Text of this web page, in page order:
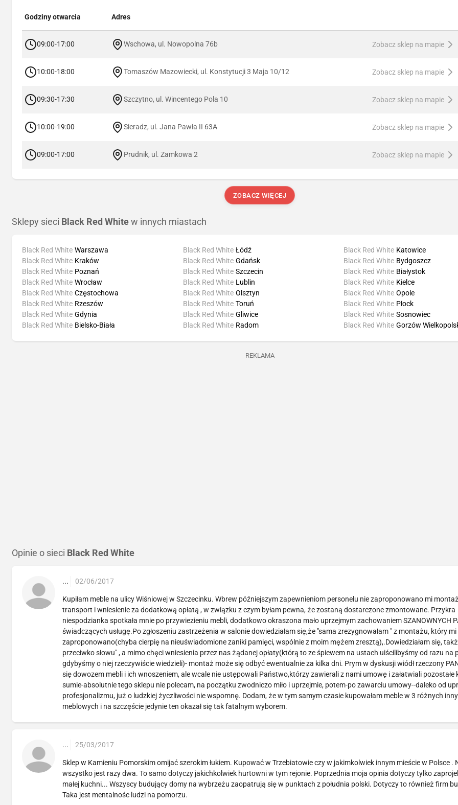
Godziny otwarcia Adres
09:00-17:00 Wschowa, ul. Nowopolna 76b Zobacz sklep na mapie
10:00-18:00 Tomaszów Mazowiecki, ul. Konstytucji 3 Maja 10/12 Zobacz sklep na mapie
09:30-17:30 Szczytno, ul. Wincentego Pola 10 Zobacz sklep na mapie
10:00-19:00 Sieradz, ul. Jana Pawła II 63A Zobacz sklep na mapie
09:00-17:00 Prudnik, ul. Zamkowa 2 Zobacz sklep na mapie
ZOBACZ WIĘCEJ
Sklepy sieci Black Red White w innych miastach
Black Red White Warszawa
Black Red White Kraków
Black Red White Poznań
Black Red White Wrocław
Black Red White Łódź
Black Red White Gdańsk
Black Red White Szczecin
Black Red White Lublin
Black Red White Katowice
Black Red White Bydgoszcz
Black Red White Białystok
Black Red White Kielce
Black Red White Częstochowa
Black Red White Rzeszów
Black Red White Gdynia
Black Red White Bielsko-Biała
Black Red White Olsztyn
Black Red White Toruń
Black Red White Gliwice
Black Red White Radom
Black Red White Opole
Black Red White Płock
Black Red White Sosnowiec
Black Red White Gorzów
REKLAMA
Opinie o sieci Black Red White
... 02/06/2017
Kupiłam meble na ulicy Wiśniowej w Szczecinku. Wbrew późniejszym zapewnieniom personelu nie zaproponowano mi
transport i wniesienie za dodatkową opłatą , w związku z czym byłam pewna, że zostaną dostarczone zmontowane. Przykra
niespodzianka spotkała mnie po przywiezieniu mebli, dodatkowo okraszona mało uprzejmym zachowaniem SZANOWNYCH
świadczących usługę.Po zgłoszeniu zastrzeżenia w salonie dowiedziałam się,że "sama zrezygnowałam " z montażu, który
zaproponowano(chyba cierpię na nieuświadomione zaniki pamięci, wspólnie z moim mężem zresztą),.Dowiedziałam się,
przeciwko słowu" , a mimo chęci wniesienia przez nas żądanej opłaty(którą to ze śpiewem na ustach uiścilibyśmy od razu na
gdybyśmy o niej rzeczywiście wiedzieli)- montaż może się odbyć ewentualnie za kilka dni. Prym w dyskusji wiódł rzeczony
się dowozem mebli i ich wnoszeniem, ale wcale nie ustępowali Państwo,którzy zawierali z nami umowę i załatwiali pozostałe
sumie-absolutnie tego sklepu nie polecam, na początku zwodniczo miło i uprzejmie, potem-po zawarciu umowy--daleko od
profesjonalizmu, już o ludzkiej życzliwości nie wspomnę. Dodam, że w tym samym czasie kupowałam meble w 3 różnych
meblowych i na szczęście jedynie ten okazał się tak fatalnym wyborem.
... 25/03/2017
Sklep w Kamieniu Pomorskim omijać szerokim łukiem. Kupować w Trzebiatowie czy w jakimkolwiek innym mieście w Polsce .
wszystko jest razy dwa. To samo dotyczy jakichkolwiek hurtowni w tym rejonie. Poprzednia moja opinia dotyczy tylko
małej kuchni... Wszyscy budujący domy na wybrzeżu zaopatrują się w punktach z południa polski. Dotyczy to również firm
Taka jest mentalnośc ludzi na pomorzu.